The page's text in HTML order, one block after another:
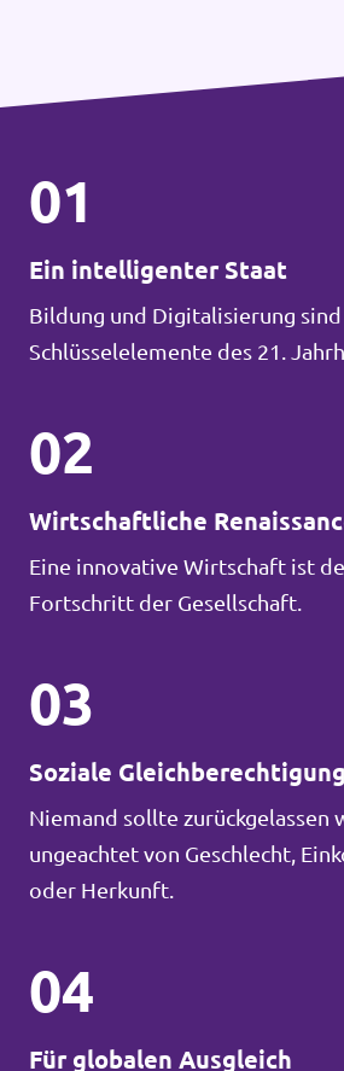
01
Ein intelligenter Staat
Bildung und Digitalisierung sind
Schlüsselelemente des 21.
02
Wirtschaftliche
Eine innovative Wirtschaft ist
Fortschritt der Gesellschaft.
03
Soziale Gleichberechtigung
Niemand sollte zurückgelassen
ungeachtet von Geschlecht,
oder Herkunft.
04
Für globalen Ausgleich